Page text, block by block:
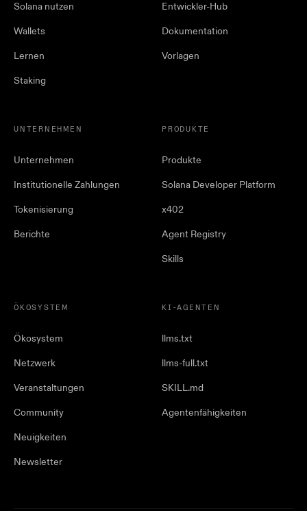
Solana nutzen
Wallets
Lernen
Staking
Entwickler-Hub
Dokumentation
Vorlagen
UNTERNEHMEN
Unternehmen
Institutionelle Zahlungen
Tokenisierung
Berichte
PRODUKTE
Produkte
Solana Developer Platform
x402
Agent Registry
Skills
ÖKOSYSTEM
Ökosystem
Netzwerk
Veranstaltungen
Community
Neuigkeiten
Newsletter
KI-AGENTEN
llms.txt
llms-full.txt
SKILL.md
Agentenfähigkeiten